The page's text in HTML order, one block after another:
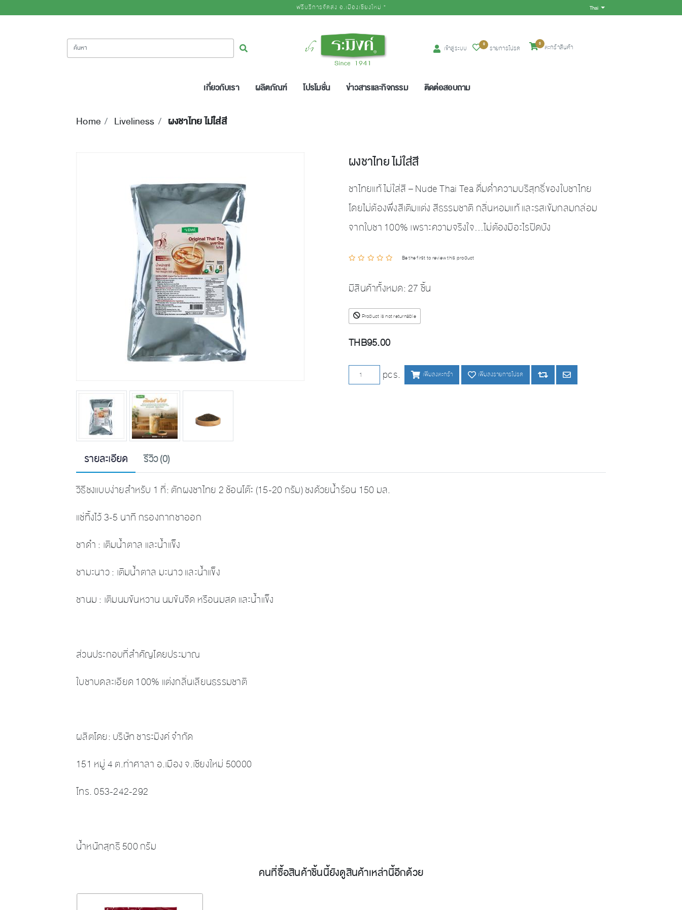
ฟรีบริการจัดส่ง อ.เมืองเชียงใหม่ * Thai
Toggle Dropdown
ค้นหา ค้นหา เข้าสู่ระบบ รายการโปรด
0 ตะกร้าสินค้า
0
เกี่ยวกับเรา ผลิตภัณฑ์ โปรโมชั่น ข่าวสารและกิจกรรม ติดต่อสอบถาม
Home Liveliness ผงชาไทย ไม่ใส่สี
ผงชาไทย ไม่ใส่สี
ชาไทยแท้ ไม่ใส่สี – Nude Thai Tea ดื่มด่ำความบริสุทธิ์ของใบชาไทย
โดยไม่ต้องพึ่งสีเติมแต่ง สีธรรมชาติ กลิ่นหอมแท้ และรสเข้มกลมกล่อม
จากใบชา 100% เพราะความจริงใจ…ไม่ต้องมีอะไรปิดบัง
Be the first to review this product
มีสินค้าทั้งหมด: 27 ชิ้น
Product is not returnable
THB95.00
เพิ่มลงตะกร้า
pcs. เพิ่มลงตะกร้า
เพิ่มลงรายการโปรด
เพิ่มลงรายการโปรด
Add to compare list
Email a friend
รายละเอียด รีวิว (0)
วิธีชงแบบง่ายสำหรับ 1 ที่: ตักผงชาไทย 2 ช้อนโต๊ะ (15-20 กรัม) ชงด้วยน้ำร้อน 150 มล.
แช่ทิ้งไว้ 3-5 นาที กรองกากชาออก
ชาดำ : เติมน้ำตาล และน้ำแข็ง
ชามะนาว : เติมน้ำตาล มะนาว และน้ำแข็ง
ชานม : เติมนมข้นหวาน นมข้นจืด หรือนมสด และน้ำแข็ง
ส่วนประกอบที่สำคัญโดยประมาณ
ใบชาบดละเอียด 100% แต่งกลิ่นเลียนธรรมชาติ
ผลิตโดย: บริษัท ชาระมิงค์ จำกัด
151 หมู่ 4 ต.ท่าศาลา อ.เมือง จ.เชียงใหม่ 50000
โทร. 053-242-292
น้ำหนักสุทธิ 500 กรัม
คนที่ซื้อสินค้าชิ้นนี้ยังดูสินค้าเหล่านี้อีกด้วย